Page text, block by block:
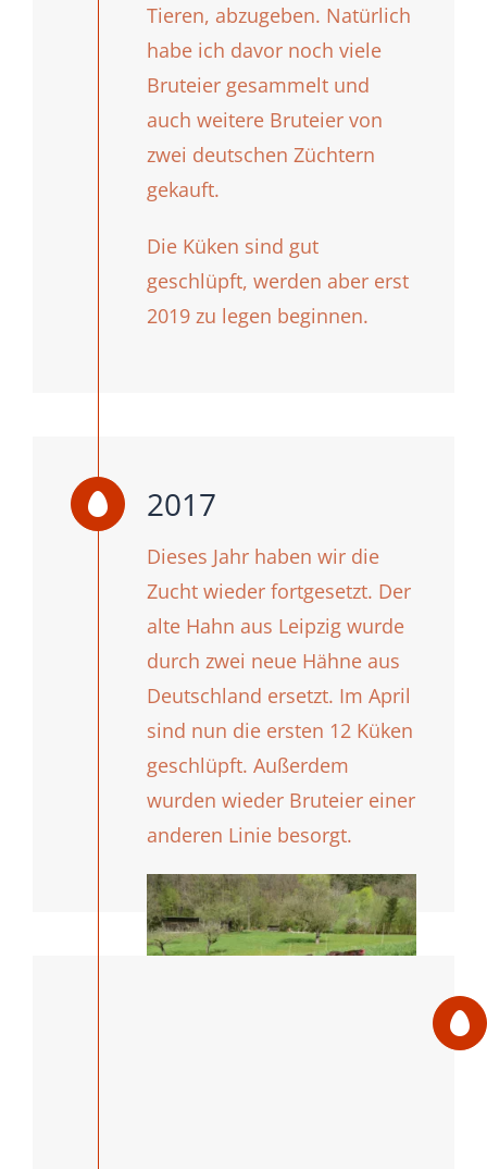
Tieren, abzugeben. Natürlich
habe ich davor noch viele
Bruteier gesammelt und
auch weitere Bruteier von
zwei deutschen Züchtern
gekauft.
Die Küken sind gut
geschlüpft, werden aber erst
2019 zu legen beginnen.
2017
Dieses Jahr haben wir die
Zucht wieder fortgesetzt. Der
alte Hahn aus Leipzig wurde
durch zwei neue Hähne aus
Deutschland ersetzt. Im April
sind nun die ersten 12 Küken
geschlüpft. Außerdem
wurden wieder Bruteier einer
anderen Linie besorgt.